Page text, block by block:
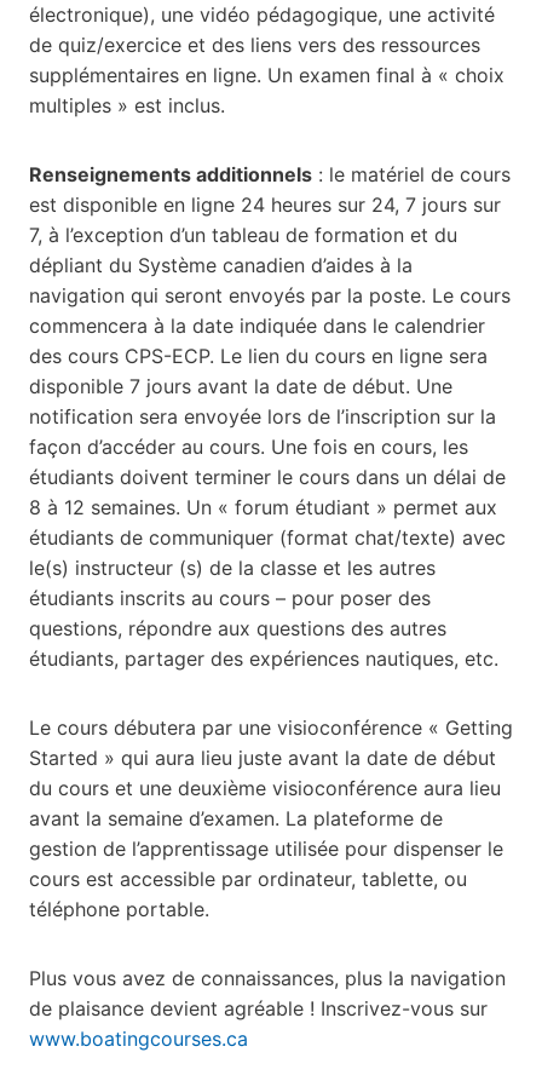
électronique), une vidéo pédagogique, une activité
de quiz/exercice et des liens vers des ressources
supplémentaires en ligne. Un examen final à « choix
multiples » est inclus.
Renseignements additionnels : le matériel de cours
est disponible en ligne 24 heures sur 24, 7 jours sur
7, à l’exception d’un tableau de formation et du
dépliant du Système canadien d’aides à la
navigation qui seront envoyés par la poste. Le cours
commencera à la date indiquée dans le calendrier
des cours CPS-ECP. Le lien du cours en ligne sera
disponible 7 jours avant la date de début. Une
notification sera envoyée lors de l’inscription sur la
façon d’accéder au cours. Une fois en cours, les
étudiants doivent terminer le cours dans un délai de
8 à 12 semaines. Un « forum étudiant » permet aux
étudiants de communiquer (format chat/texte) avec
le(s) instructeur (s) de la classe et les autres
étudiants inscrits au cours – pour poser des
questions, répondre aux questions des autres
étudiants, partager des expériences nautiques, etc.
Le cours débutera par une visioconférence « Getting
Started » qui aura lieu juste avant la date de début
du cours et une deuxième visioconférence aura lieu
avant la semaine d’examen. La plateforme de
gestion de l’apprentissage utilisée pour dispenser le
cours est accessible par ordinateur, tablette, ou
téléphone portable.
Plus vous avez de connaissances, plus la navigation
de plaisance devient agréable ! Inscrivez-vous sur
www.boatingcourses.ca